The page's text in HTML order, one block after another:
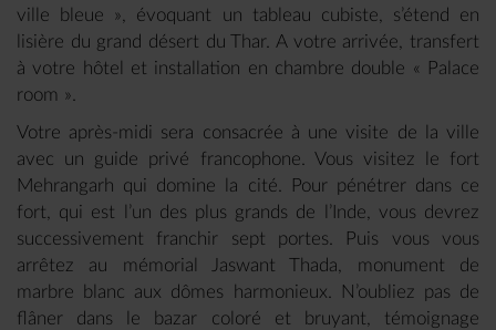
ville bleue », évoquant un tableau cubiste, s’étend en
lisière du grand désert du Thar. A votre arrivée, transfert
à votre hôtel et installation en chambre double « Palace
room ».
Votre après-midi sera consacrée à une visite de la ville
avec un guide privé francophone. Vous visitez le fort
Mehrangarh qui domine la cité. Pour pénétrer dans ce
fort, qui est l’un des plus grands de l’Inde, vous devrez
successivement franchir sept portes. Puis vous vous
arrêtez au mémorial Jaswant Thada, monument de
marbre blanc aux dômes harmonieux. N’oubliez pas de
flâner dans le bazar coloré et bruyant, témoignage